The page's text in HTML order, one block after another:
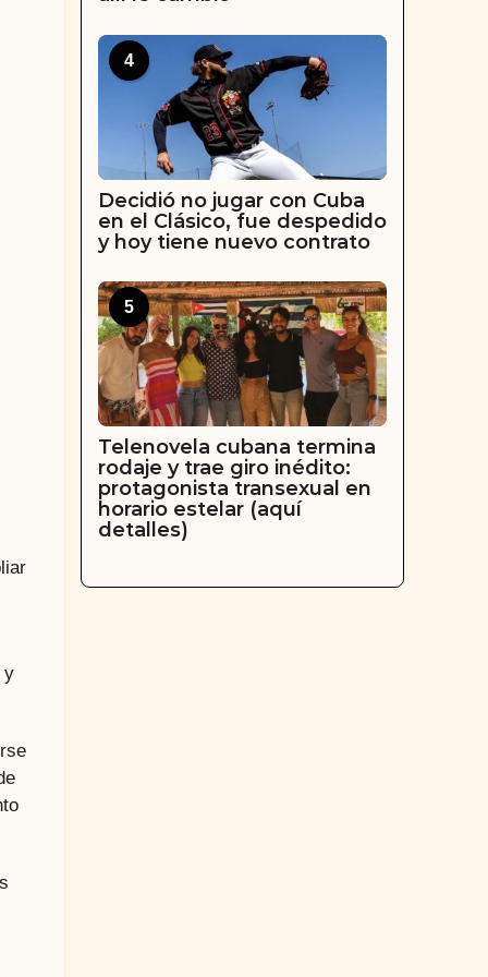
y
4
Decidió no jugar con Cuba
en el Clásico, fue despedido
y hoy tiene nuevo contrato
5
Telenovela cubana termina
rodaje y trae giro inédito:
protagonista transexual en
horario estelar (aquí
detalles)